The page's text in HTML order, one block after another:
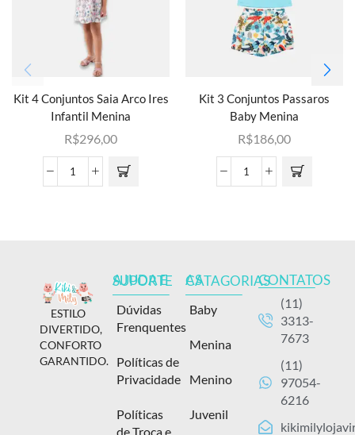
Kit 4 Conjuntos Saia Arco Ires
Infantil Menina
R$296,00
Kit 3 Conjuntos Passaros
Baby Menina
R$186,00
ESTILO
DIVERTIDO,
CONFORTO
GARANTIDO.
AJUDA E SUPORTE
Dúvidas
Frenquentes
Políticas de
Privacidade
Políticas
de Troca e
AS CATAGORIAS
Baby
Menina
Menino
Juvenil
CONTATOS
(11)
3313-
7673
(11)
97054-
6216